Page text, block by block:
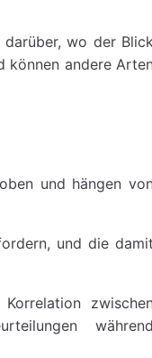
wo der Blick
können andere
und hängen
und die damit
während